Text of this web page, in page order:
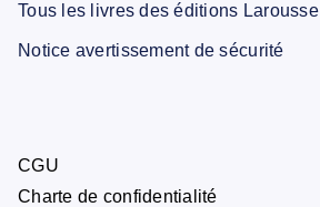
Tous les livres des éditions Larousse
Notice avertissement de sécurité
CGU
Charte de confidentialité